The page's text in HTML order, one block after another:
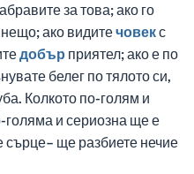
за това; ако го
ако видитечовекс
добър приятел; ако е по
белег по тялото си,
Колкото по-голям и
голяма и сериозна ще е
сърце– ще разбиете нечие